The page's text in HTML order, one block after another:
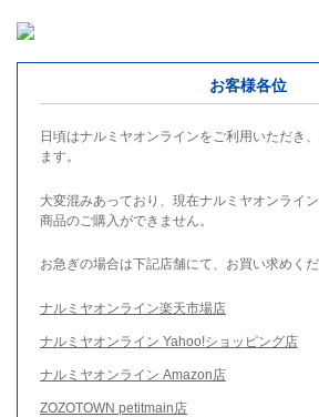
お客様各位
日頃はナルミヤオンラインをご利用いただき
ます。
大変混みあっており、現在ナルミヤオンライ
商品のご購入ができません。
お急ぎの場合は下記店舗にて、お買い求めくだ
ナルミヤオンライン楽天市場店
ナルミヤオンライン Yahoo!ショッピング店
ナルミヤオンライン Amazon店
ZOZOTOWN petitmain店